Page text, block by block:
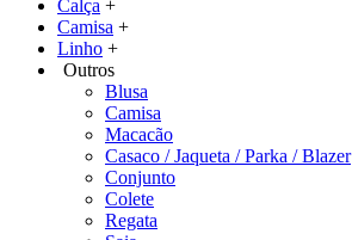
Calça +
Camisa +
Linho +
Outros
Blusa
Camisa
Macacão
Casaco / Jaqueta / Parka / Blazer
Conjunto
Colete
Regata